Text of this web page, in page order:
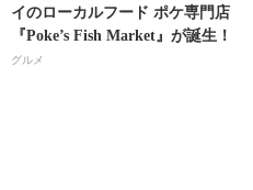
イのローカルフード ポケ専門店
『Poke’s Fish Market』が誕生！
グルメ